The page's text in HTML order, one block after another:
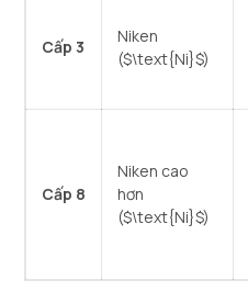
Cấp 3
Niken
($\text{Ni}$)
Cấp 8
Niken cao
hơn
($\text{Ni}$)